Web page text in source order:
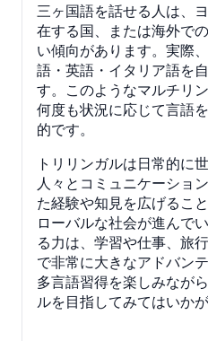
三ヶ国語を話せる人は、
在する国、または海外で
い傾向があります。実際
語・英語・イタリア語を
す。このようなマルチリ
何度も状況に応じて言語
的です。
トリリンガルは日常的に
人々とコミュニケーショ
た経験や知見を広げるこ
ローバルな社会が進んで
る力は、学習や仕事、旅
で非常に大きなアドバン
多言語習得を楽しみなが
ルを目指してみてはいか